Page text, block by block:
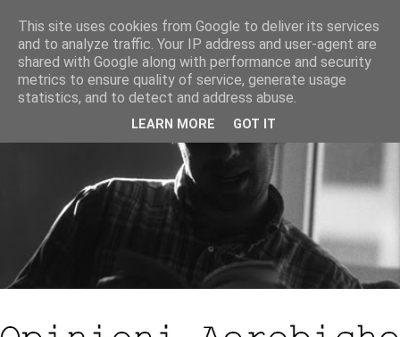
This site uses cookies from Google to deliver its services
and to analyze traffic. Your IP address and user-agent are
shared with Google along with performance and security
metrics to ensure quality of service, generate usage
statistics, and to detect and address abuse.
LEARN MORE GOT IT